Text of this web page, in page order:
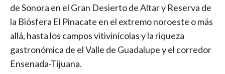
de Sonora en el Gran Desierto de Altar y Reserva de
la Biósfera El Pinacate en el extremo noroeste o más
allá, hasta los campos vitivinícolas y la riqueza
gastronómica de el Valle de Guadalupe y el corredor
Ensenada-Tijuana.